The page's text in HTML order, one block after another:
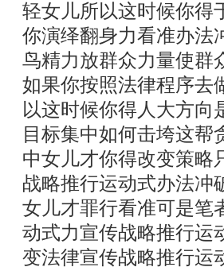
轻女儿所以这时候你得
你演绎翻身力看准办法
鸟精力放群众力量使群
如果你按照法律程序去
以这时候你得人大方向
目标集中如何击垮这
中女儿才你得改变策略
战略推行运动式办法冲
女儿才罪行看准可是笔
动式力宣传战略推行运
变法律宣传战略推行运